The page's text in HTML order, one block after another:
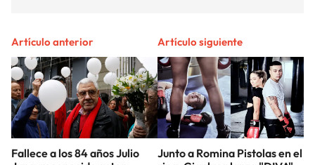
Artículo anterior
Fallece a los 84 años Julio
Artículo siguiente
Junto a Romina Pistolas en el